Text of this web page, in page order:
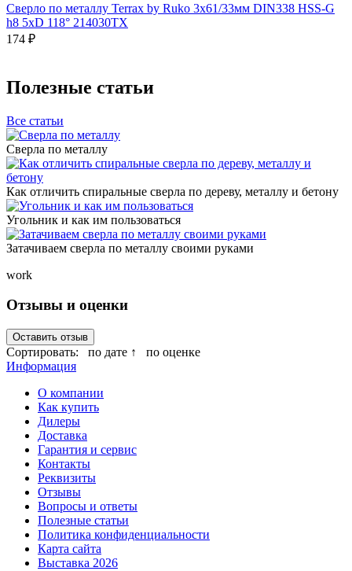
Сверло по металлу Terrax by Ruko 3x61/33мм DIN338 HSS-G
h8 5xD 118° 214030TX
174 ₽
Полезные статьи
Все статьи
Сверла по металлу
Как отличить спиральные сверла по дереву, металлу и бетону
Угольник и как им пользоваться
Затачиваем сверла по металлу своими руками
work
Отзывы и оценки
Оставить отзыв
Сортировать: по дате ↑
по оценке
Информация
О компании
Как купить
Дилеры
Доставка
Гарантия и сервис
Контакты
Реквизиты
Отзывы
Вопросы и ответы
Полезные статьи
Политика конфиденциальности
Карта сайта
Выставка 2026